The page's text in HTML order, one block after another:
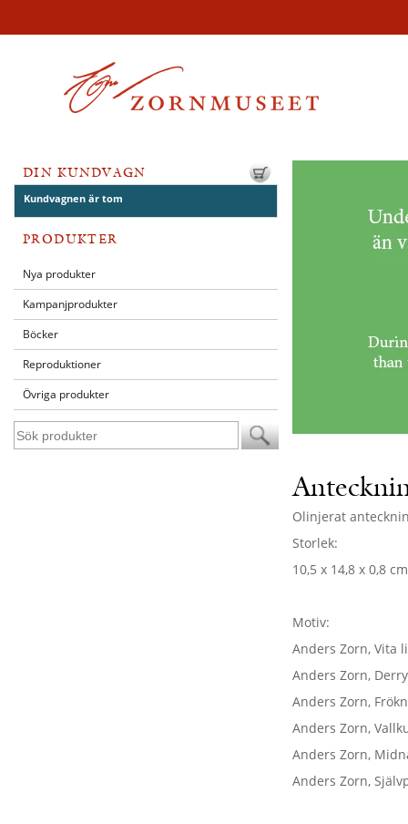
DIN KUNDVAGN
Kundvagnen är tom
PRODUKTER
Nya produkter
Kampanjprodukter
Böcker
Reproduktioner
Övriga produkter
Olinjerat
Storlek:
10,5 x 14,8 x 0,8
Motiv:
Anders Zorn, Vita
Anders Zorn,
Anders Zorn,
Anders Zorn,
Anders Zorn,
Anders Zorn,